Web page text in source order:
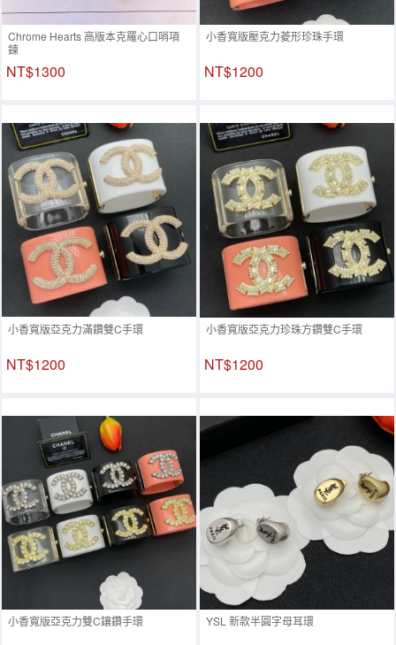
Chrome Hearts 高版本克羅心口哨項
鍊
NT$1300
小香寬版壓克力菱形珍珠手環
NT$1200
小香寬版亞克力滿鑽雙C手環
NT$1200
小香寬版亞克力珍珠方鑽雙C手環
NT$1200
小香寬版亞克力雙C鑲鑽手環 YSL 新款半圓字母耳環